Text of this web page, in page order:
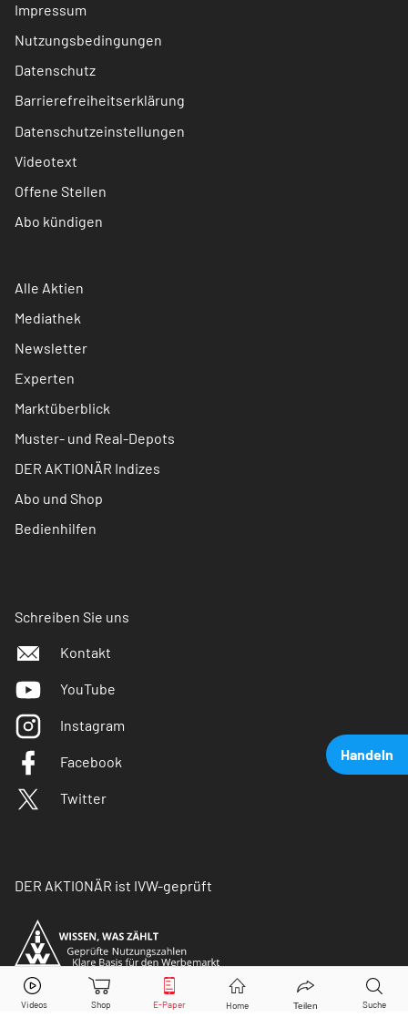
Handeln
NelAktie jetzt handeln?
Impressum
Nutzungsbedingungen
Datenschutz
Barrierefreiheitserklärung
Datenschutzeinstellungen
Videotext
Offene Stellen
Abo kündigen
Alle Aktien
Mediathek
Newsletter
Experten
Marktüberblick
Muster- und Real-Depots
DER AKTIONÄR Indizes
Abo und Shop
Bedienhilfen
Schreiben Sie uns
Kontakt
YouTube
Instagram
Facebook
Twitter
DER AKTIONÄR ist IVW-geprüft